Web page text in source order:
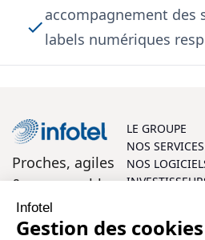
accompagnement des
labels numériques
Proches, agiles
& responsables
LE GROUPE
NOS SERVICES
NOS
On vous aide
Infotel
Gestion des